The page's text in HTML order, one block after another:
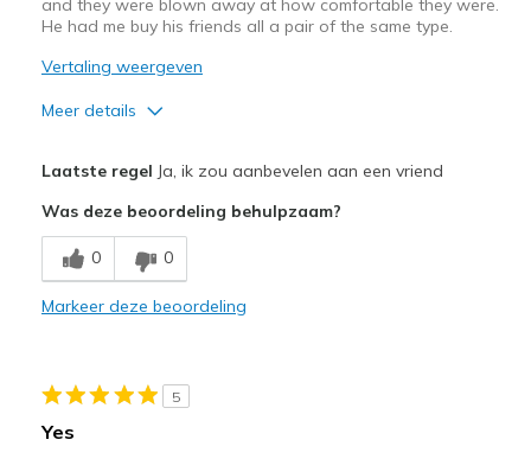
and they were blown away at how comfortable they were.
He had me buy his friends all a pair of the same type.
Vertaling weergeven
Meer details
Breathe Well
Comfortable
Laatste regel Ja, ik zou aanbevelen aan een vriend
Was deze beoordeling behulpzaam?
0 0
Markeer deze beoordeling
5
Yes